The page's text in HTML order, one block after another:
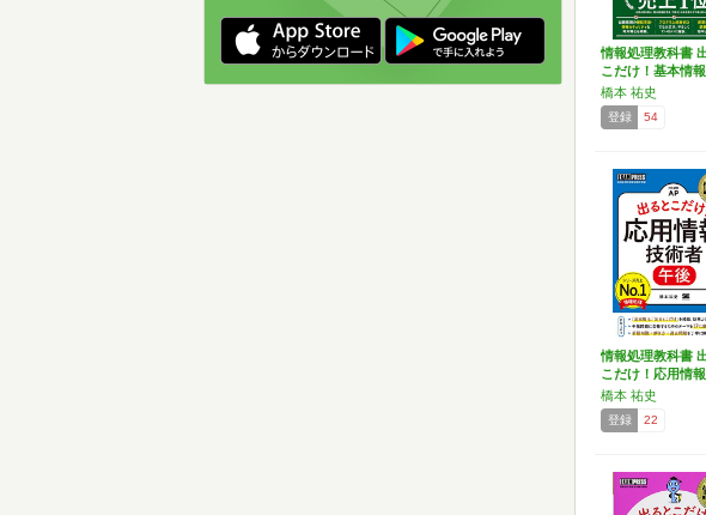
情報処理教科書
こだけ！基本情
者…
橋本 祐史
登録 54
情報処理教科書
こだけ！応用情
者…
橋本 祐史
登録 22